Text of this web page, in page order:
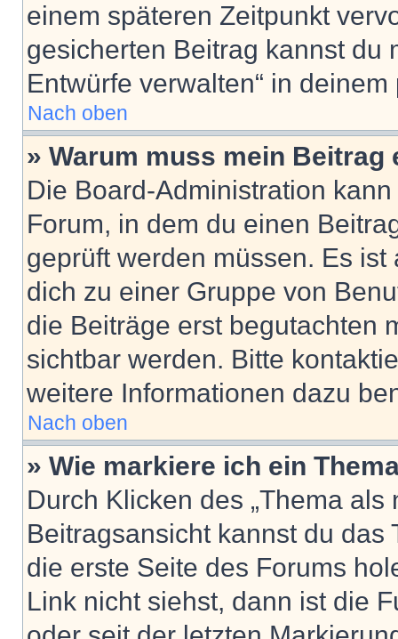
einem späteren Zeitpunkt
gesicherten Beitrag kannst du
Entwürfe verwalten“ in
Nach oben
» Warum muss mein
Die Board-Administration
Forum, in dem du einen
geprüft werden müssen. Es
dich zu einer Gruppe von
die Beiträge erst begutachten
sichtbar werden. Bitte
weitere Informationen dazu
Nach oben
» Wie markiere ich ein
Durch Klicken des „Thema
Beitragsansicht kannst du
die erste Seite des Forums
Link nicht siehst, dann ist die